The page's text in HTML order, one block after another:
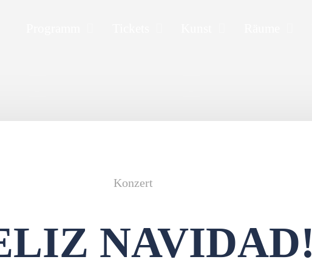
Konzert
NAVIDAD!